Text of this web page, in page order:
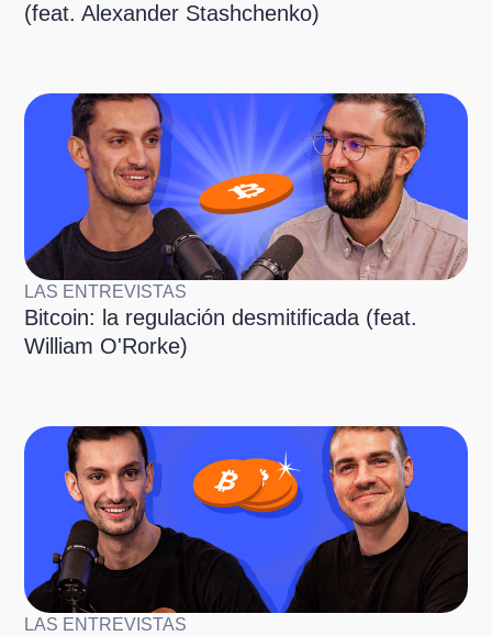
(feat. Alexander Stashchenko)
LAS ENTREVISTAS
Bitcoin: la regulación desmitificada (feat.
William O'Rorke)
LAS ENTREVISTAS